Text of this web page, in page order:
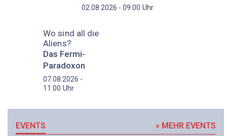
02.08.2026 - 09:00 Uhr
Wo sind all die
Aliens?
Das Fermi-
Paradoxon
07.08.2026 -
11:00 Uhr
EVENTS » MEHR EVENTS